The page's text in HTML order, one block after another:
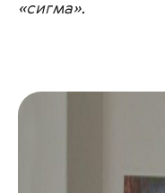
«сигма».